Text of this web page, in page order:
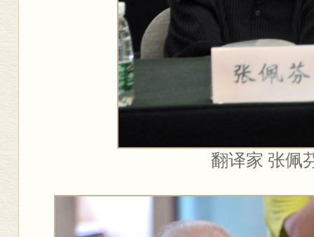
翻译家 张佩